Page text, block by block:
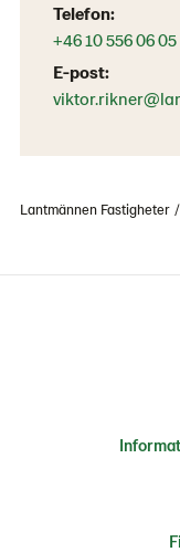
Telefon:
+46 10 556 06 05
E-post:
Lantmännen Fastigheter